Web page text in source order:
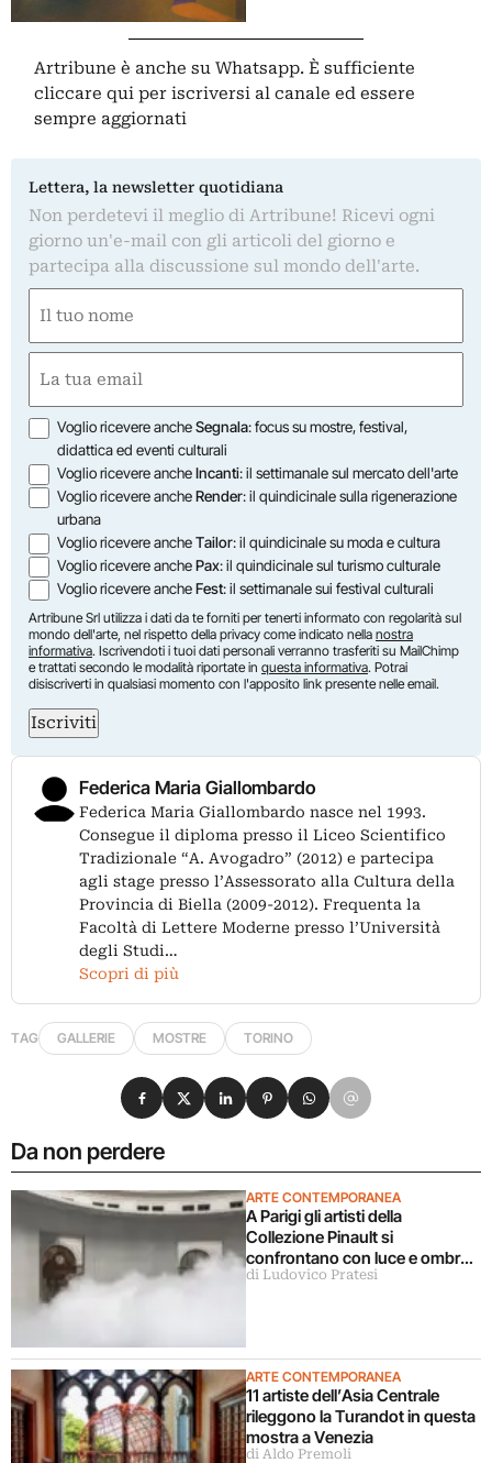
Artribune è anche su Whatsapp. È sufficiente
cliccare qui per iscriversi al canale ed essere
sempre aggiornati
Lettera, la newsletter quotidiana
Non perdetevi il meglio di Artribune! Ricevi ogni
giorno un'e-mail con gli articoli del giorno e
partecipa alla discussione sul mondo dell'arte.
(Required)
First
(Required)
Opzioni
Voglio ricevere ancheSegnala: focus su mostre, festival,
didattica ed eventi culturali
Voglio ricevere ancheIncanti: il settimanale sul mercato dell'arte
Voglio ricevere ancheRender: il quindicinale sulla rigenerazione
urbana
Voglio ricevere ancheTailor: il quindicinale su moda e cultura
Voglio ricevere anchePax: il quindicinale sul turismo culturale
Voglio ricevere ancheFest: il settimanale sui festival culturali
Artribune Srl utilizza i dati da te forniti per tenerti informato con regolarità sul
mondo dell'arte, nel rispetto della privacy come indicato nella nostra
informativa. Iscrivendoti i tuoi dati personali verranno trasferiti su MailChimp
e trattati secondo le modalità riportate in questa informativa. Potrai
disiscriverti in qualsiasi momento con l'apposito link presente nelle email.
Iscriviti
Federica Maria Giallombardo
Federica Maria Giallombardo nasce nel 1993.
Consegue il diploma presso il Liceo Scientifico
Tradizionale “A. Avogadro” (2012) e partecipa
agli stage presso l’Assessorato alla Cultura della
Provincia di Biella (2009-2012). Frequenta la
Facoltà di Lettere Moderne presso l’Università
degli Studi…
Scopri di più
TAG GALLERIE MOSTRE TORINO
Da non perdere
ARTE CONTEMPORANEA
A Parigi gli artisti della
Collezione Pinault si
confrontano con luce e ombra
in una grande mostra
di Ludovico Pratesi
ARTE CONTEMPORANEA
11 artiste dell’Asia Centrale
rileggono la Turandot in questa
mostra a Venezia
di Aldo Premoli
Condividi su Facebook
Condividi su X
Condividi su LinkedIn
Condividi su Pinterest
Condividi su WhatsApp
Condividi su Email